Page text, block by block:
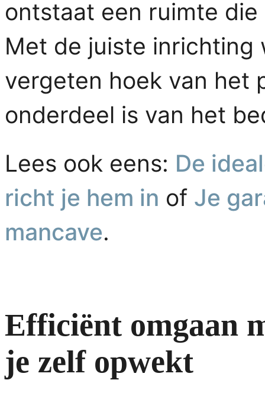
ontstaat een ruimte
Met de juiste inrichting
vergeten hoek van het
onderdeel is van het
Lees ook eens: De
richt je hem in of Je
mancave.
Efficiënt omgaan
je zelf opwekt